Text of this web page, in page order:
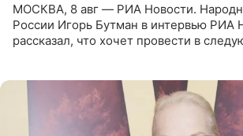
МОСКВА, 8 авг — РИА Новости.
России Игорь Бутман в интервью РИА
рассказал, что хочет провести в